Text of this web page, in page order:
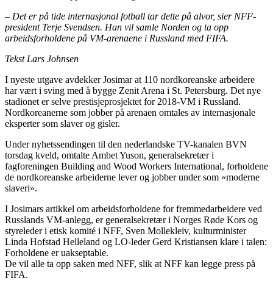
– Det er på tide internasjonal fotball tar dette på alvor, sier NFF-
president Terje Svendsen. Han vil samle Norden og ta opp
arbeidsforholdene på VM-arenaene i Russland med FIFA.
Tekst Lars Johnsen
I nyeste utgave avdekker Josimar at 110 nordkoreanske arbeidere
har vært i sving med å bygge Zenit Arena i St. Petersburg. Det nye
stadionet er selve prestisjeprosjektet for 2018-VM i Russland.
Nordkoreanerne som jobber på arenaen omtales av internasjonale
eksperter som slaver og gisler.
Under nyhetssendingen til den nederlandske TV-kanalen BVN
torsdag kveld, omtalte Ambet Yuson, generalsekretær i
fagforeningen Building and Wood Workers International, forholdene
de nordkoreanske arbeiderne lever og jobber under som «moderne
slaveri».
I Josimars artikkel om arbeidsforholdene for fremmedarbeidere ved
Russlands VM-anlegg, er generalsekretær i Norges Røde Kors og
styreleder i etisk komité i NFF, Sven Mollekleiv, kulturminister
Linda Hofstad Helleland og LO-leder Gerd Kristiansen klare i talen:
Forholdene er uakseptable.
De vil alle ta opp saken med NFF, slik at NFF kan legge press på
FIFA.